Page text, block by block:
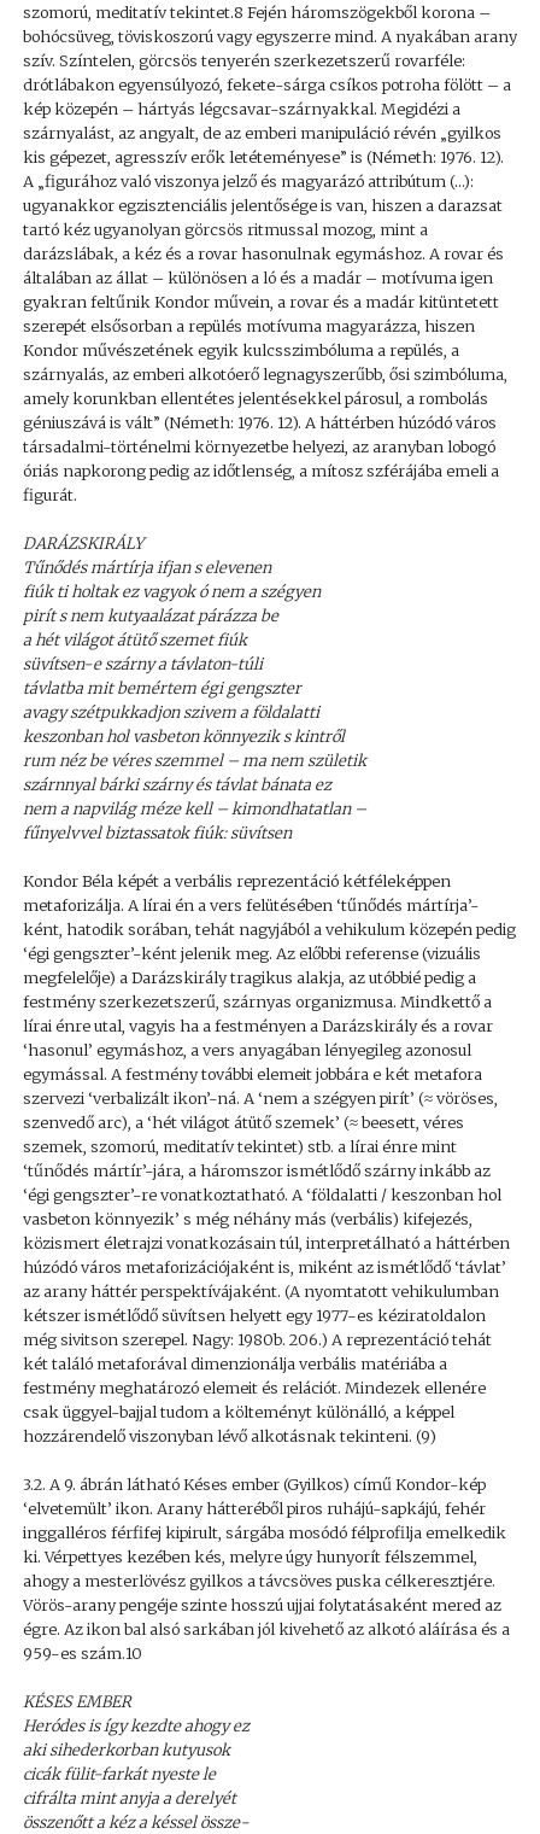
szomorú, meditatív tekintet.8 Fején háromszögekből korona –
bohócsüveg, töviskoszorú vagy egyszerre mind. A nyakában arany
szív. Színtelen, görcsös tenyerén szerkezetszerű rovarféle:
drótlábakon egyensúlyozó, fekete-sárga csíkos potroha fölött – a
kép közepén – hártyás légcsavar-szárnyakkal. Megidézi a
szárnyalást, az angyalt, de az emberi manipuláció révén „gyilkos
kis gépezet, agresszív erők letéteményese” is (Németh: 1976. 12).
A „figurához való viszonya jelző és magyarázó attribútum (…):
ugyanakkor egzisztenciális jelentősége is van, hiszen a darazsat
tartó kéz ugyanolyan görcsös ritmussal mozog, mint a
darázslábak, a kéz és a rovar hasonulnak egymáshoz. A rovar és
általában az állat – különösen a ló és a madár – motívuma igen
gyakran feltűnik Kondor művein, a rovar és a madár kitüntetett
szerepét elsősorban a repülés motívuma magyarázza, hiszen
Kondor művészetének egyik kulcsszimbóluma a repülés, a
szárnyalás, az emberi alkotóerő legnagyszerűbb, ősi szimbóluma,
amely korunkban ellentétes jelentésekkel párosul, a rombolás
géniuszává is vált” (Németh: 1976. 12). A háttérben húzódó város
társadalmi-történelmi környezetbe helyezi, az aranyban lobogó
óriás napkorong pedig az időtlenség, a mítosz szférájába emeli a
figurát.
DARÁZSKIRÁLY
Tűnődés mártírja ifjan s elevenen
fiúk ti holtak ez vagyok ó nem a szégyen
pirít s nem kutyaalázat párázza be
a hét világot átütő szemet fiúk
süvítsen-e szárny a távlaton-túli
távlatba mit bemértem égi gengszter
avagy szétpukkadjon szivem a földalatti
keszonban hol vasbeton könnyezik s kintről
rum néz be véres szemmel – ma nem születik
szárnnyal bárki szárny és távlat bánata ez
nem a napvilág méze kell – kimondhatatlan –
fűnyelvvel biztassatok fiúk: süvítsen
Kondor Béla képét a verbális reprezentáció kétféleképpen
metaforizálja. A lírai én a vers felütésében ‘tűnődés mártírja’-
ként, hatodik sorában, tehát nagyjából a vehikulum közepén pedig
‘égi gengszter’-ként jelenik meg. Az előbbi referense (vizuális
megfelelője) a Darázskirály tragikus alakja, az utóbbié pedig a
festmény szerkezetszerű, szárnyas organizmusa. Mindkettő a
lírai énre utal, vagyis ha a festményen a Darázskirály és a rovar
‘hasonul’ egymáshoz, a vers anyagában lényegileg azonosul
egymással. A festmény további elemeit jobbára e két metafora
szervezi ‘verbalizált ikon’-ná. A ‘nem a szégyen pirít’ (≈ vöröses,
szenvedő arc), a ‘hét világot átütő szemek’ (≈ beesett, véres
szemek, szomorú, meditatív tekintet) stb. a lírai énre mint
‘tűnődés mártír’-jára, a háromszor ismétlődő szárny inkább az
‘égi gengszter’-re vonatkoztatható. A ‘földalatti / keszonban hol
vasbeton könnyezik’ s még néhány más (verbális) kifejezés,
közismert életrajzi vonatkozásain túl, interpretálható a háttérben
húzódó város metaforizációjaként is, miként az ismétlődő ‘távlat’
az arany háttér perspektívájaként. (A nyomtatott vehikulumban
kétszer ismétlődő süvítsen helyett egy 1977-es kéziratoldalon
még sivitson szerepel. Nagy: 1980b. 206.) A reprezentáció tehát
két találó metaforával dimenzionálja verbális matériába a
festmény meghatározó elemeit és relációt. Mindezek ellenére
csak üggyel-bajjal tudom a költeményt különálló, a képpel
hozzárendelő viszonyban lévő alkotásnak tekinteni. (9)
3.2. A 9. ábrán látható Késes ember (Gyilkos) című Kondor-kép
‘elvetemült’ ikon. Arany hátteréből piros ruhájú-sapkájú, fehér
inggalléros férfifej kipirult, sárgába mosódó félprofilja emelkedik
ki. Vérpettyes kezében kés, melyre úgy hunyorít félszemmel,
ahogy a mesterlövész gyilkos a távcsöves puska célkeresztjére.
Vörös-arany pengéje szinte hosszú ujjai folytatásaként mered az
égre. Az ikon bal alsó sarkában jól kivehető az alkotó aláírása és a
959-es szám.10
KÉSES EMBER
Heródes is így kezdte ahogy ez
aki sihederkorban kutyusok
cicák fülit-farkát nyeste le
cifrálta mint anyja a derelyét
összenőtt a kéz a késsel össze-